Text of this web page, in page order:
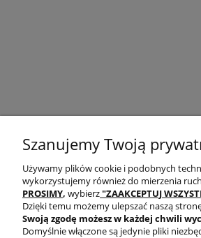
Szanujemy Twoją
Używamy plików cookie i podobnych
wykorzystujemy również do mierzenia
PROSIMY, wybierz"ZAAKCEPTUJ
Dzięki temu możemy ulepszać naszą
Swoją zgodę możesz w każdej chwili
Domyślnie włączone są jedynie pliki